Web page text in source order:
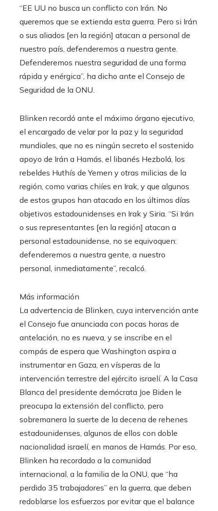
“EE UU no busca un conflicto con Irán. No
queremos que se extienda esta guerra. Pero si Irán
o sus aliados [en la región] atacan a personal de
nuestro país, defenderemos a nuestra gente.
Defenderemos nuestra seguridad de una forma
rápida y enérgica”, ha dicho ante el Consejo de
Seguridad de la ONU.
Blinken recordó ante el máximo órgano ejecutivo,
el encargado de velar por la paz y la seguridad
mundiales, que no es ningún secreto el sostenido
apoyo de Irán a Hamás, el libanés Hezbolá, los
rebeldes Huthís de Yemen y otras milicias de la
región, como varias chiíes en Irak, y que algunos
de estos grupos han atacado en los últimos días
objetivos estadounidenses en Irak y Siria. “Si Irán
o sus representantes [en la región] atacan a
personal estadounidense, no se equivoquen:
defenderemos a nuestra gente, a nuestro
personal, inmediatamente”, recalcó.
Más información
La advertencia de Blinken, cuya intervención ante
el Consejo fue anunciada con pocas horas de
antelación, no es nueva, y se inscribe en el
compás de espera que Washington aspira a
instrumentar en Gaza, en vísperas de la
intervención terrestre del ejército israelí. A la Casa
Blanca del presidente demócrata Joe Biden le
preocupa la extensión del conflicto, pero
sobremanera la suerte de la decena de rehenes
estadounidenses, algunos de ellos con doble
nacionalidad israelí, en manos de Hamás. Por eso,
Blinken ha recordado a la comunidad
internacional, a la familia de la ONU, que “ha
perdido 35 trabajadores” en la guerra, que deben
redoblarse los esfuerzos por evitar que el balance